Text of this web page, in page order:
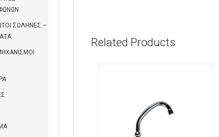
Related Products
ΣΩΛΗΝΕΣ –